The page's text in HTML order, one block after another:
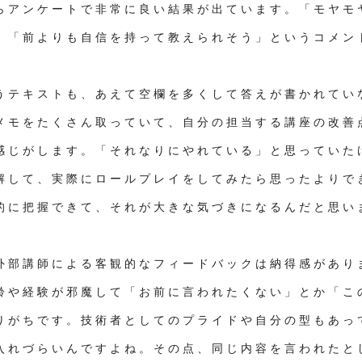
アンケートで非常に良い結果が出ています。「モヤ
「前よりも自信を持って教えられそう」というコメン
テキストも、あえて空欄を多くして答えが書かれて
モをたくさん取っていて、自分の担当する講座の改
じがします。 「それなりにやれている」と思ってい
して、実際にロールプレイをしてみたら思ったより
に把握できて、それが大きな気づきになるんだと思い
部講師による客観的なフィードバックは納得感があ
や経験が邪魔して「お前に言われたくない」とか「こ
がちです。技術者としてのプライドや自分の型もあ
れづらいんですよね。 その点、同じ内容を言われた